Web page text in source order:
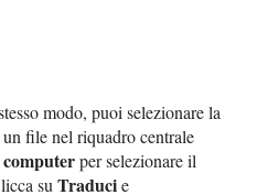
modo, puoi selezionare la
un file nel riquadro centrale
per selezionare il
suTraducie